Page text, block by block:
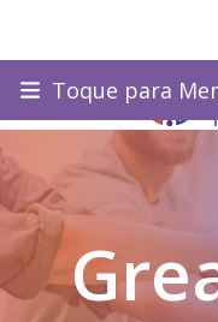
content
Toque para